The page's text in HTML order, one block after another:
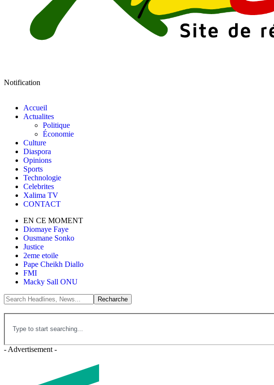
Notification
Accueil
Actualites
Politique
Économie
Culture
Diaspora
Opinions
Sports
Technologie
Celebrites
Xalima TV
CONTACT
EN CE MOMENT
Diomaye Faye
Ousmane Sonko
Justice
2eme etoile
Pape Cheikh Diallo
FMI
Macky Sall ONU
- Advertisement -